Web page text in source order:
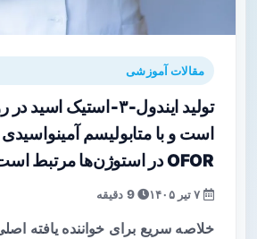
مقالات آموزشی
تولید ایندول‑۳‑استیک
است و با متابولیسم آمینو‌اسیدی
OFOR در استوژن‌ها مرتبط است
9 دقیقه
خلاصه سریع برای خواننده یافته